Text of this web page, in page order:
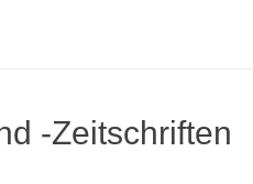
-Zeitschriften